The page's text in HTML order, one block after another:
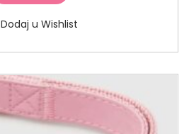
Dodaj u Wishlist